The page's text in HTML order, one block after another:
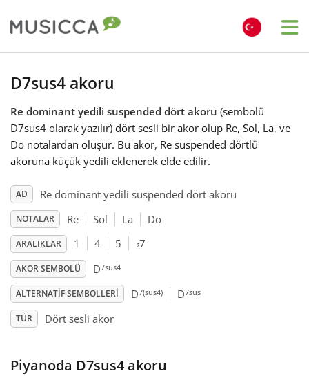
Български
Dansk
English
Español
D7sus4 akoru
Re dominant yedili suspended dört akoru (sembolü
D7sus4 olarak yazılır) dört sesli bir akor olup Re, Sol, La, ve
Do notalardan oluşur. Bu akor, Re suspended dörtlü
akoruna küçük yedili eklenerek elde edilir.
AD Re dominant yedili suspended dört akoru
NOTALAR Re Sol La Do
ARALIKLAR 1 4 5 ♭7
AKOR SEMBOLÜ D7sus4
ALTERNATIF SEMBOLLERI D7(sus4) D7sus
TÜR Dört sesli akor
Piyanoda D7sus4 akoru